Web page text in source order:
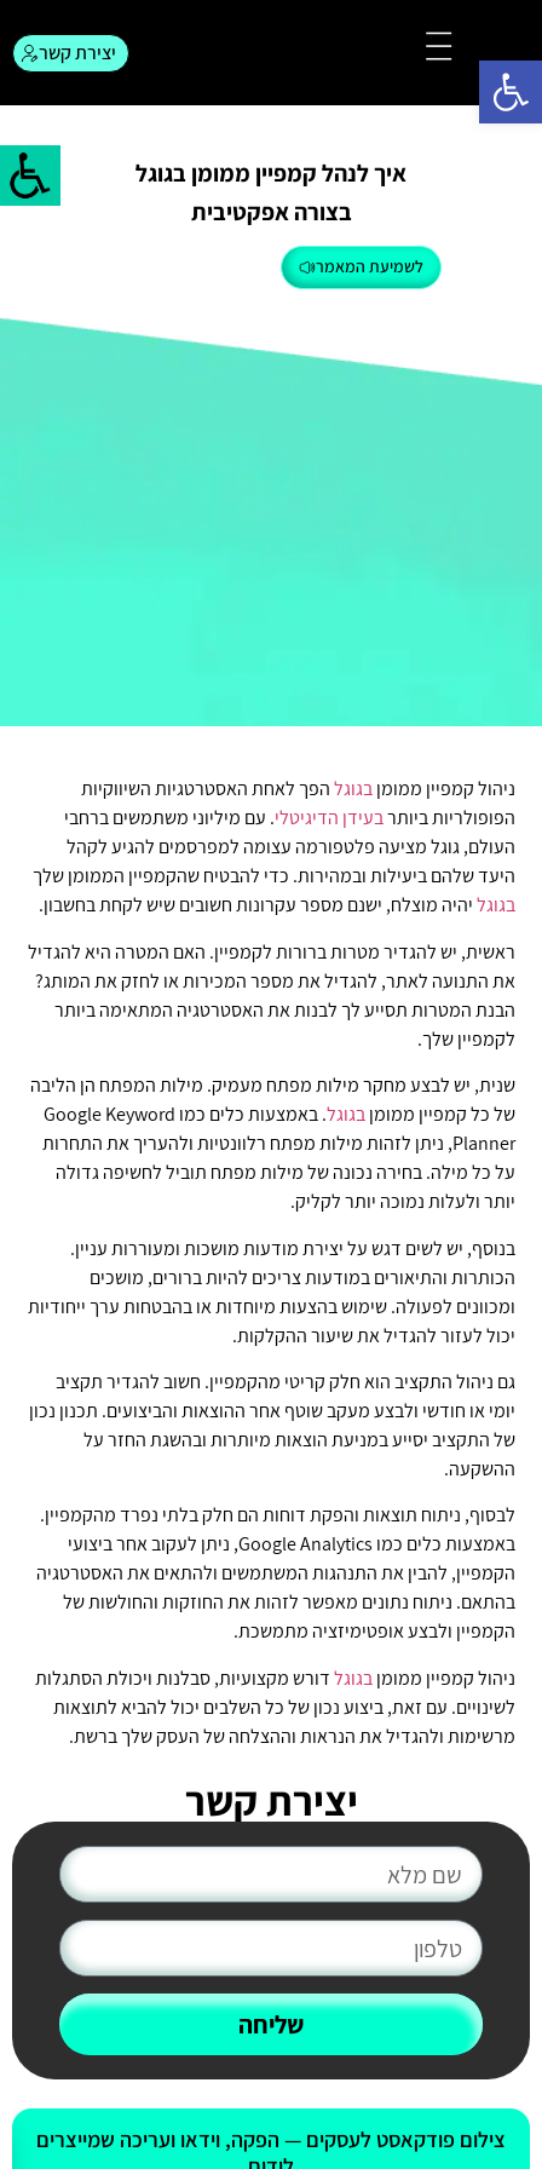
יצירת קשר
איך לנהל קמפיין ממומן בגוגל
בצורה אפקטיבית
לשמיעת המאמר
ניהול קמפיין ממומןבגוגלהפך לאחת האסטרטגיות השיווקיות
הפופולריות ביותרבעידן הדיגיטלי. עם מיליוני משתמשים ברחבי
העולם, גוגל מציעה פלטפורמה עצומה למפרסמים להגיע לקהל
היעד שלהם ביעילות ובמהירות. כדי להבטיח שהקמפיין הממומן שלך
בגוגליהיה מוצלח, ישנם מספר עקרונות חשובים שיש לקחת בחשבון.
ראשית, יש להגדיר מטרות ברורות לקמפיין. האם המטרה היא להגדיל
את התנועה לאתר, להגדיל את מספר המכירות או לחזק את המותג?
הבנת המטרות תסייע לך לבנות את האסטרטגיה המתאימה ביותר
לקמפיין שלך.
שנית, יש לבצע מחקר מילות מפתח מעמיק. מילות המפתח הן הליבה
של כל קמפיין ממומןבגוגל
. באמצעות כלים כמו Google Keyword
Planner, ניתן לזהות מילות מפתח רלוונטיות ולהעריך את התחרות
על כל מילה. בחירה נכונה של מילות מפתח תוביל לחשיפה גדולה
יותר ולעלות נמוכה יותר לקליק.
בנוסף, יש לשים דגש על יצירת מודעות מושכות ומעוררות עניין.
הכותרות והתיאורים במודעות צריכים להיות ברורים, מושכים
ומכוונים לפעולה. שימוש בהצעות מיוחדות או בהבטחות ערך ייחודיות
יכול לעזור להגדיל את שיעור ההקלקות.
גם ניהול התקציב הוא חלק קריטי מהקמפיין. חשוב להגדיר תקציב
יומי או חודשי ולבצע מעקב שוטף אחר ההוצאות והביצועים. תכנון נכון
של התקציב יסייע במניעת הוצאות מיותרות ובהשגת החזר על
ההשקעה.
לבסוף, ניתוח תוצאות והפקת דוחות הם חלק בלתי נפרד מהקמפיין.
באמצעות כלים כמו Google Analytics, ניתן לעקוב אחר ביצועי
הקמפיין, להבין את התנהגות המשתמשים ולהתאים את האסטרטגיה
בהתאם. ניתוח נתונים מאפשר לזהות את החוזקות והחולשות של
הקמפיין ולבצע אופטימיזציה מתמשכת.
ניהול קמפיין ממומןבגוגלדורש מקצועיות, סבלנות ויכולת הסתגלות
לשינויים. עם זאת, ביצוע נכון של כל השלבים יכול להביא לתוצאות
מרשימות ולהגדיל את הנראות וההצלחה של העסק שלך ברשת.
יצירת קשר
שליחה
אולי יעניין אותך גם
צילום פודקאסט לעסקים — הפקה, וידאו ועריכה שמייצרים
פתח סרגל נגישות